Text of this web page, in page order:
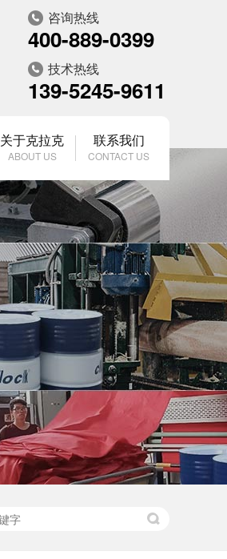
咨询热线
400-889-0399
技术热线
139-5245-9611
关于克拉克
ABOUT US
联系我们
CONTACT US